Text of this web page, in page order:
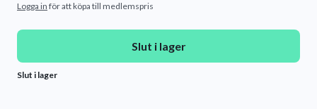
Logga in för att köpa till medlemspris
Slut i lager
Slut i lager